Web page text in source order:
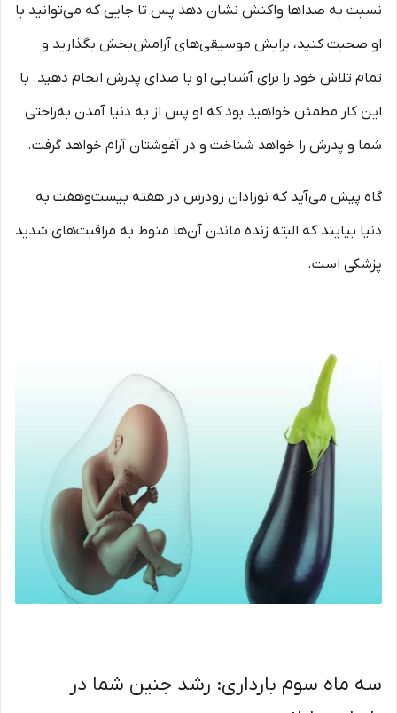
نسبت به صداها واکنش نشان دهد پس تا جایی که می‌توانید با
او صحبت کنید، برایش موسیقی‌های آرامش‌بخش بگذارید و
تمام تلاش خود را برای آشنایی او با صدای پدرش انجام دهید. با
این کار مطمئن خواهید بود که او پس از به دنیا آمدن به‌راحتی
شما و پدرش را خواهد شناخت و در آغوشتان آرام خواهد گرفت.
گاه پیش می‌آید که نوزادان زودرس در هفته بیست‌وهفت به
دنیا بیایند که البته زنده ماندن آن‌ها منوط به مراقبت‌های شدید
پزشکی است.
سه ماه سوم بارداری: رشد جنین شما در